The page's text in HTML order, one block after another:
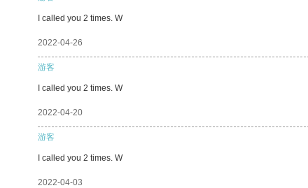
I called you 2 times. W
2022-04-26
游客
I called you 2 times. W
2022-04-20
游客
I called you 2 times. W
2022-04-03